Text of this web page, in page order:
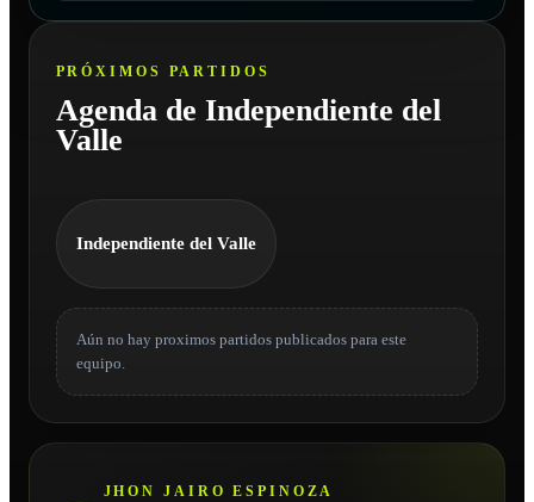
PRÓXIMOS PARTIDOS
Agenda de Independiente del
Valle
Independiente del Valle
Aún no hay proximos partidos publicados para este
equipo.
JHON JAIRO ESPINOZA